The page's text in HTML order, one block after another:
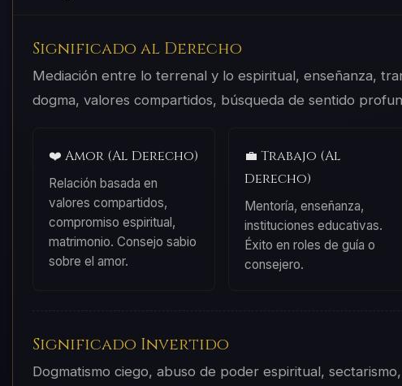
Significado al Derecho
Mediación entre lo terrenal y lo espiritual, enseñanza,
dogma, valores compartidos, búsqueda de sentido
❤️ Amor (Al Derecho)
Relación basada en
valores compartidos,
compromiso espiritual,
matrimonio. Consejo sabio
sobre el amor.
💼 Trabajo (Al
Derecho)
Mentoría, enseñanza,
instituciones educativas.
Éxito en roles de guía o
consejero.
Significado Invertido
Dogmatismo ciego, abuso de poder espiritual,